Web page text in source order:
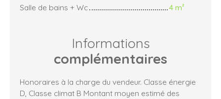
Salle de bains + Wc
4 m²
Informations
complémentaires
Honoraires à la charge du vendeur. Classe énergie
D, Classe climat B Montant moyen estimé des